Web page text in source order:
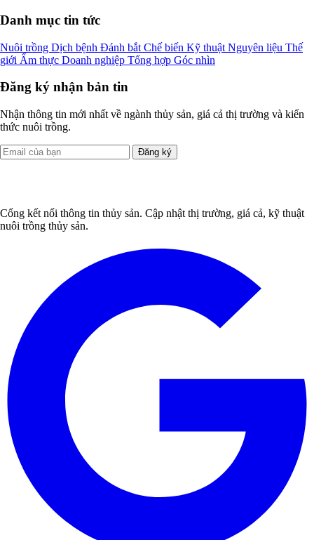
Danh mục tin tức
Nuôi trồng Dịch bệnh Đánh bắt Chế biến Kỹ thuật Nguyên liệu Thế
giới Ẩm thực Doanh nghiệp Tổng hợp Góc nhìn
Đăng ký nhận bản tin
Nhận thông tin mới nhất về ngành thủy sản, giá cả thị trường và kiến
thức nuôi trồng.
Đăng ký
Cổng kết nối thông tin thủy sản. Cập nhật thị trường, giá cả, kỹ thuật
nuôi trồng thủy sản.